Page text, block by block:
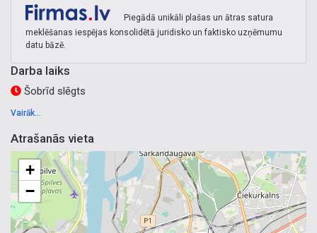
Piegādā unikāli plašas un ātras satura
meklēšanas iespējas konsolidētā juridisko un faktisko uzņēmumu
datu bāzē.
Darba laiks
Šobrīd slēgts
Vairāk...
Atrašanās vieta
+
−